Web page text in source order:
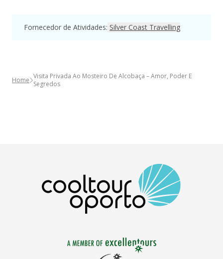
Fornecedor de Atividades: Silver Coast Travelling
Home Visita Privada Ao Mosteiro De Alcobaça – Amor, Poder E
Segredos